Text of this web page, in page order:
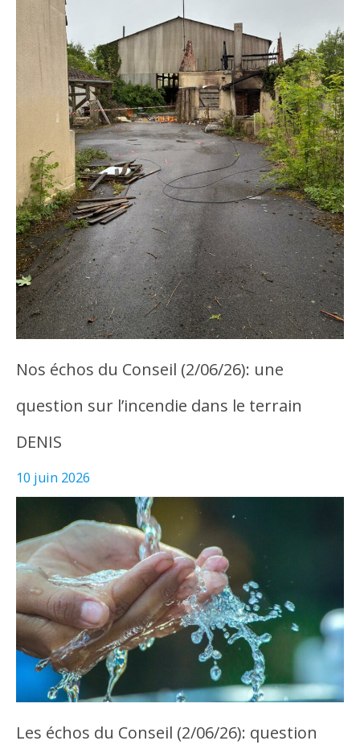
Nos échos du Conseil (2/06/26): une
question sur l’incendie dans le terrain
DENIS
10 juin 2026
Les échos du Conseil (2/06/26): question